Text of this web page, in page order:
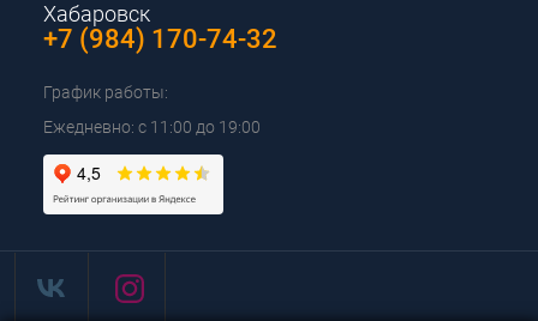
Хабаровск
+7 (984) 170-74-32
График работы:
Ежедневно: с 11:00 до 19:00